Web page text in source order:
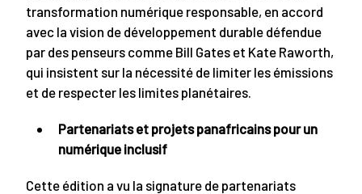
transformation numérique responsable, en accord
avec la vision de développement durable défendue
par des penseurs comme Bill Gates et Kate Raworth,
qui insistent sur la nécessité de limiter les émissions
et de respecter les limites planétaires.
Partenariats et projets panafricains pour un
numérique inclusif
Cette édition a vu la signature de partenariats